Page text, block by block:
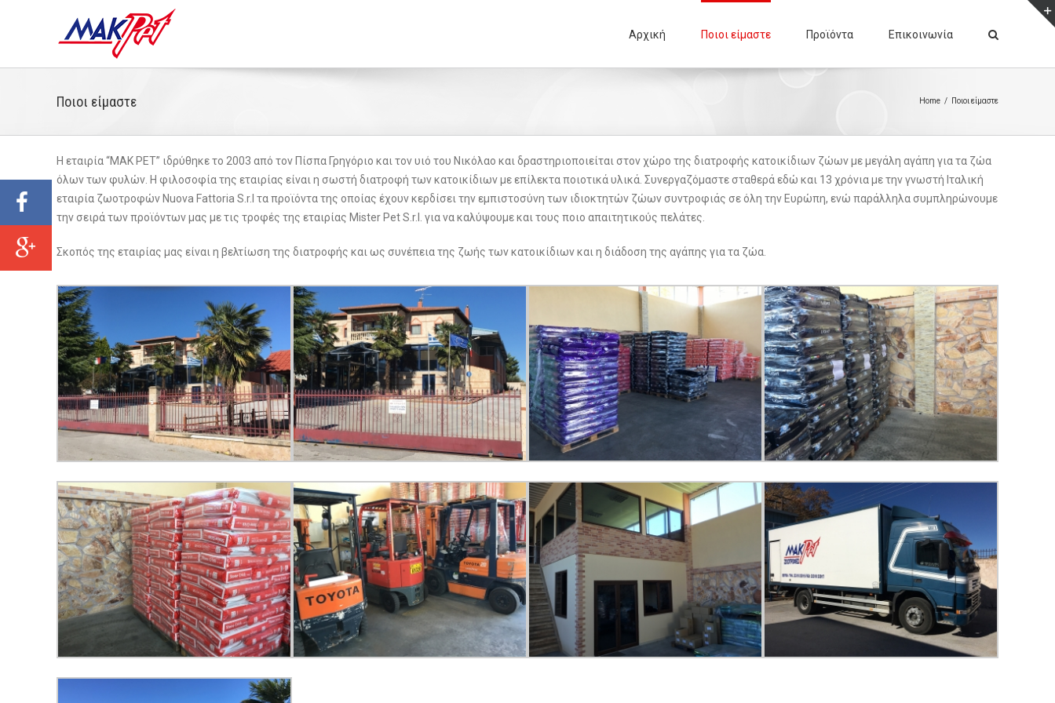
Αρχική Ποιοι είμαστε Προϊόντα Επικοινωνία
Ποιοι είμαστε Home / Ποιοι είμαστε
Η εταιρία “MAK PET” ιδρύθηκε το 2003 από τον Πίσπα Γρηγόριο και τον υιό του Νικόλαο και δραστηριοποιείται στον χώρο της διατροφής κατοικίδιων ζώων με μεγάλη αγάπη για τα ζώα
όλων των φυλών. Η φιλοσοφία της εταιρίας είναι η σωστή διατροφή των κατοικίδιων με επίλεκτα ποιοτικά υλικά. Συνεργαζόμαστε σταθερά εδώ και 13 χρόνια με την γνωστή Ιταλική
εταιρία ζωοτροφών Nuova Fattoria S.r.l τα προϊόντα της οποίας έχουν κερδίσει την εμπιστοσύνη των ιδιοκτητών ζώων συντροφιάς σε όλη την Ευρώπη, ενώ παράλληλα συμπληρώνουμε
την σειρά των προϊόντων μας με τις τροφές της εταιρίας Mister Pet S.r.l. για να καλύψουμε και τους ποιο απαιτητικούς πελάτες.
Σκοπός της εταιρίας μας είναι η βελτίωση της διατροφής και ως συνέπεια της ζωής των κατοικίδιων και η διάδοση της αγάπης για τα ζώα.